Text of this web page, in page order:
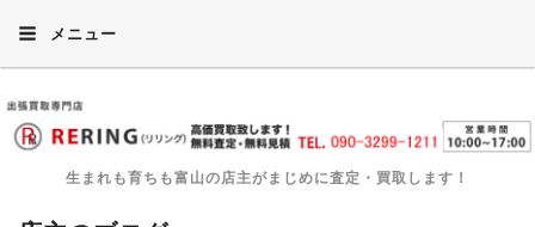
メニュー
生まれも育ちも富山の店主がまじめに査定・買取します！